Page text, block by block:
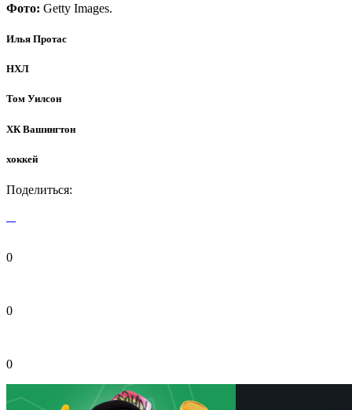
Фото: Getty Images.
Илья Протас
НХЛ
Том Уилсон
ХК Вашингтон
хоккей
Поделиться:
0
0
0